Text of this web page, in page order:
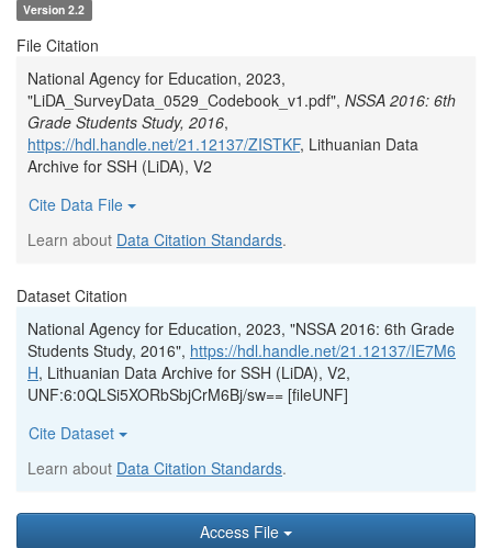
Version 2.2
File Citation
National Agency for Education, 2023,
"LiDA_SurveyData_0529_Codebook_v1.pdf", NSSA 2016: 6th
Grade Students Study, 2016,
https://hdl.handle.net/21.12137/ZISTKF, Lithuanian Data
Archive for SSH (LiDA), V2
Cite Data File
Learn about Data Citation Standards.
Dataset Citation
National Agency for Education, 2023, "NSSA 2016: 6th Grade
Students Study, 2016", https://hdl.handle.net/21.12137/IE7M6
H, Lithuanian Data Archive for SSH (LiDA), V2,
UNF:6:0QLSi5XORbSbjCrM6Bj/sw== [fileUNF]
Cite Dataset
Learn about Data Citation Standards.
Access File